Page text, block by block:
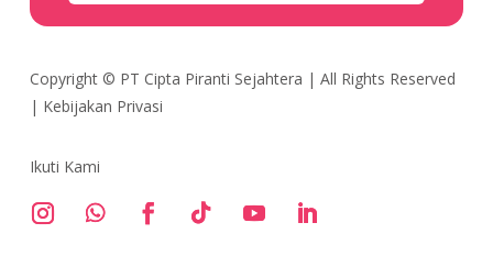
Copyright © PT Cipta Piranti Sejahtera | All Rights Reserved
| Kebijakan Privasi
Ikuti Kami